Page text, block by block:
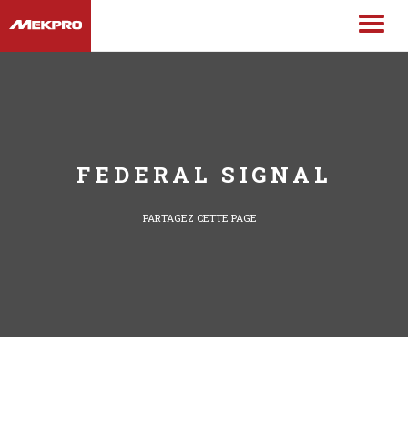
FEDERAL SIGNAL
PARTAGEZ CETTE PAGE